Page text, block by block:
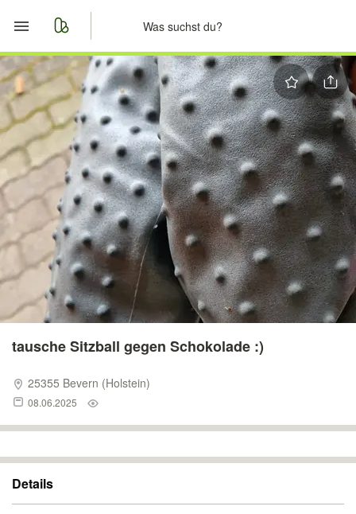
Start
Merkliste
Nachrichten
Anzeige aufgeben
tausche Sitzball gegen Schokolade :)
25355 Bevern (Holstein)
08.06.2025
Details